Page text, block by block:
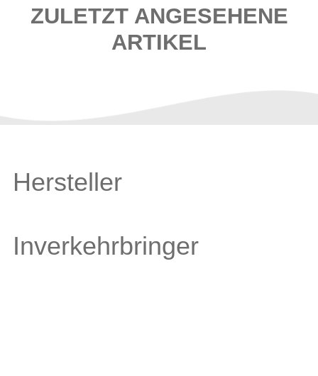
ZULETZT ANGESEHENE
ARTIKEL
Hersteller
Inverkehrbringer